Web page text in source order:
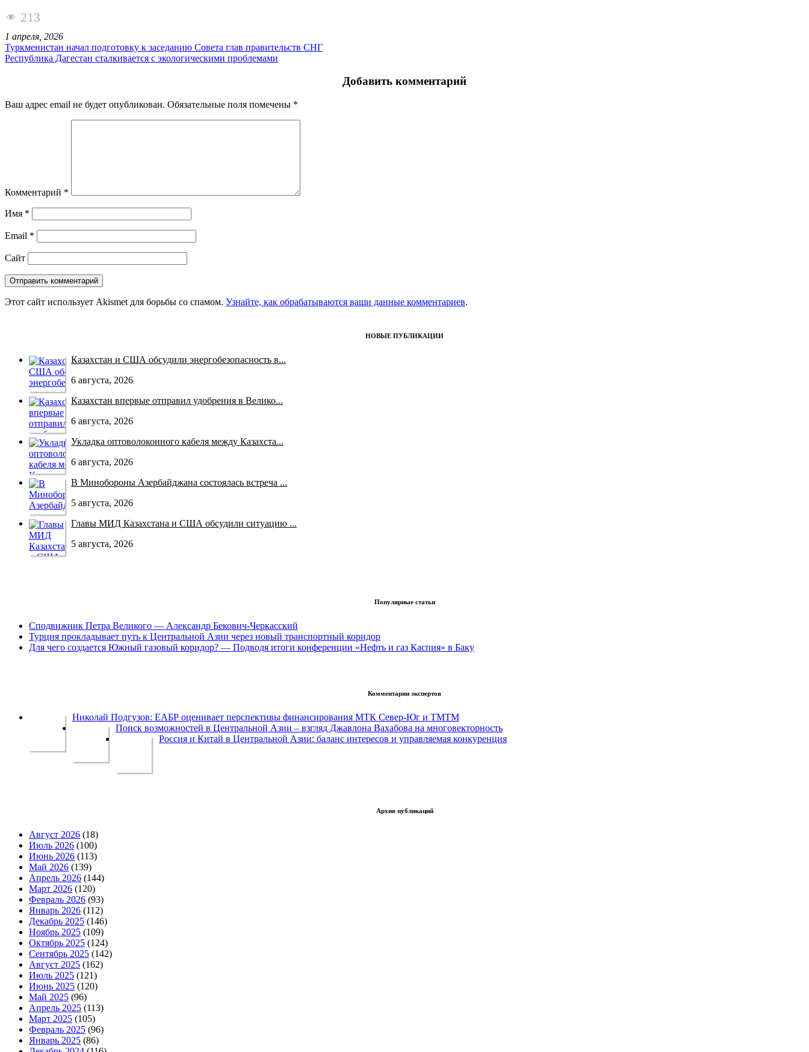
213
1 апреля, 2026
Туркменистан начал подготовку к заседанию Совета глав правительств СНГ
Республика Дагестан сталкивается с экологическими проблемами
Добавить комментарий
Ваш адрес email не будет опубликован. Обязательные поля помечены *
Комментарий *
Имя *
Email *
Сайт
Этот сайт использует Akismet для борьбы со спамом. Узнайте, как обрабатываются ваши данные комментариев.
НОВЫЕ ПУБЛИКАЦИИ
Казахстан и США обсудили энергобезопасность в...
6 августа, 2026
Казахстан впервые отправил удобрения в Велико...
6 августа, 2026
Укладка оптоволоконного кабеля между Казахста...
6 августа, 2026
В Минобороны Азербайджана состоялась встреча ...
5 августа, 2026
Главы МИД Казахстана и США обсудили ситуацию ...
5 августа, 2026
Популярные статьи
Сподвижник Петра Великого — Александр Бекович-Черкасский
Турция прокладывает путь к Центральной Азии через новый транспортный коридор
Для чего создается Южный газовый коридор? — Подводя итоги конференции «Нефть и газ Каспия» в Баку
Комментарии экспертов
Николай Подгузов: ЕАБР оценивает перспективы финансирования МТК Север-Юг и ТМТМ
Поиск возможностей в Центральной Азии – взгляд Джавлона Вахабова на многовекторность
Россия и Китай в Центральной Азии: баланс интересов и управляемая конкуренция
Архив публикаций
Август 2026 (18)
Июль 2026 (100)
Июнь 2026 (113)
Май 2026 (139)
Апрель 2026 (144)
Март 2026 (120)
Февраль 2026 (93)
Январь 2026 (112)
Декабрь 2025 (146)
Ноябрь 2025 (109)
Октябрь 2025 (124)
Сентябрь 2025 (142)
Август 2025 (162)
Июль 2025 (121)
Июнь 2025 (120)
Май 2025 (96)
Апрель 2025 (113)
Март 2025 (105)
Февраль 2025 (96)
Январь 2025 (86)